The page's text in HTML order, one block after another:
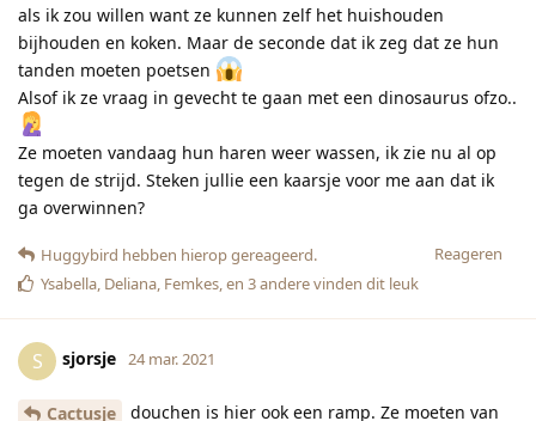
als ik zou willen want ze kunnen zelf het huishouden
bijhouden en koken. Maar de seconde dat ik zeg dat ze hun
tanden moeten poetsen
Alsof ik ze vraag in gevecht te gaan met een dinosaurus ofzo..
Ze moeten vandaag hun haren weer wassen, ik zie nu al op
tegen de strijd. Steken jullie een kaarsje voor me aan dat ik
ga overwinnen?
Reageren
Huggybird hebben hierop gereageerd.
Ysabella Deliana Femkes , en 3anderevinden dit leuk
S sjorsje 24 mar. 2021
Cactusje
douchen is hier ook een ramp. Ze moeten van